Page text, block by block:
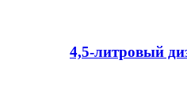
4,5-литровый